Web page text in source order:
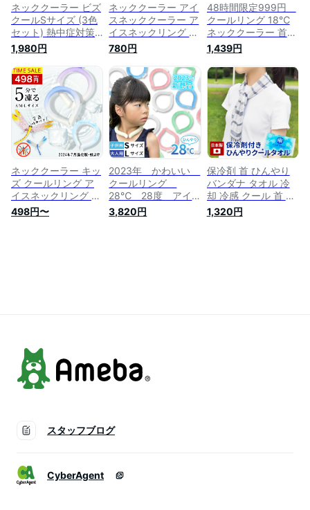
ネッククーラー ビズ
クールSサイズ (3色
セット) 熱中症対策
グッズ 首 冷却熱中
症対策グッズ 首 冷
却 グッズ 熱中症 暑
さ対策 グッズ 首 ひ
んやり ネック クー
ラー 首 通勤 冷却グ
ッズ 冷却スカーフ
ポリマー 保冷剤 ゴ
ルフ スポーツ クー
ルビズ
1,980円
ネッククーラー アイ
スネッククーラー ア
イスネックリング ク
ール cool リング 首
冷却 子供 ひんやり
保冷剤 冷却グッズ
冷感グッズ 熱中症対
策 暑さ対策 冷感 ク
ールネック ひんやり
グッズ 子供用 夏 快
適 涼しい 清涼 爽快
リング アウトドア
保冷グッズ 首 冷や
す fj3969
780円
48時間限定999円
クールリング 18℃
ネッククーラー 首
冷却リング 冷感 ア
イスネッククーラー
首 冷却 PCM素材 ク
ールネック 爽快リン
グ 首掛け 熱中症対
策グッズ 暑さ対策
エコ 冷却グッズ ク
ールリング ひんやり
リング 大人用 子供
用 保冷剤 ICE ネック
用
1,439円
ネッククーラー キッ
ズ クールリング ア
イスネックリング 大
人 クールネック ひ
んやりグッズ 子供用
498円〜
2023年 かわいい
クールリング
28℃ 28度 アイ
スネックリング ネ
ッククーラー クー
3,820円
保冷剤 首 ひんやり
バンダナ タオル 冷
却 冷感 クール 首 冷
却 冷たい ネックク
ーラー 熱中症 対策
1,320円
スタッフブログ
CyberAgent